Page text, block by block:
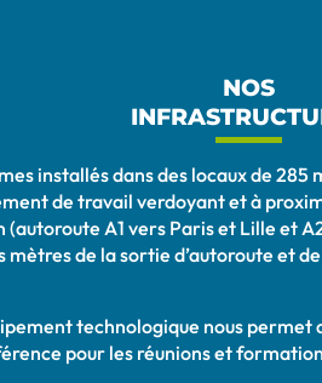
NOS
installés dans des locaux de 285
de travail verdoyant et à
(autoroute A1 vers Paris et Lille et
mètres de la sortie d’autoroute et
technologique nous permet
pour les réunions et